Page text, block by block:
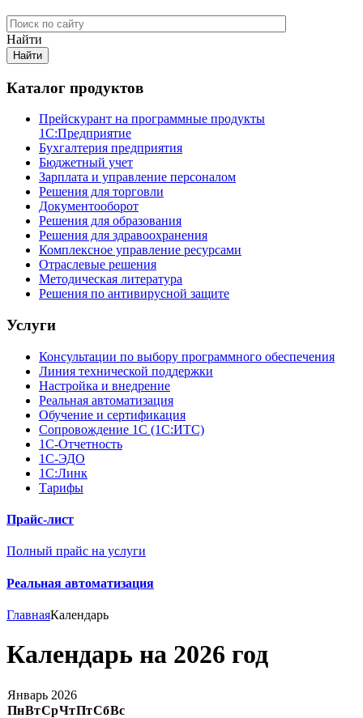
Найти
Каталог продуктов
Прейскурант на программные продукты
1С:Предприятие
Бухгалтерия предприятия
Бюджетный учет
Зарплата и управление персоналом
Решения для торговли
Документооборот
Решения для образования
Решения для здравоохранения
Комплексное управление ресурсами
Отраслевые решения
Методическая литература
Решения по антивирусной защите
Услуги
Консультации по выбору программного обеспечения
Линия технической поддержки
Настройка и внедрение
Реальная автоматизация
Обучение и сертификация
Сопровождение 1С (1С:ИТС)
1С-Отчетность
1С-ЭДО
1С:Линк
Тарифы
Прайс-лист
Полный прайс на услуги
Реальная автоматизация
ГлавнаяКалендарь
Календарь на 2026 год
Январь 2026
ПнВтСрЧтПтСбВс